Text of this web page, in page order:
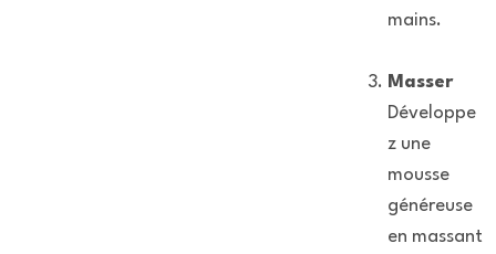
mains.
Masser
Développe
z une
mousse
généreuse
en massant